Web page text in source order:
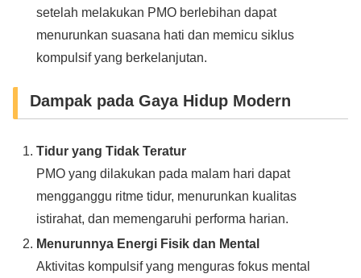
setelah melakukan PMO berlebihan dapat
menurunkan suasana hati dan memicu siklus
kompulsif yang berkelanjutan.
Dampak pada Gaya Hidup Modern
Tidur yang Tidak Teratur
PMO yang dilakukan pada malam hari dapat
mengganggu ritme tidur, menurunkan kualitas
istirahat, dan memengaruhi performa harian.
Menurunnya Energi Fisik dan Mental
Aktivitas kompulsif yang menguras fokus mental